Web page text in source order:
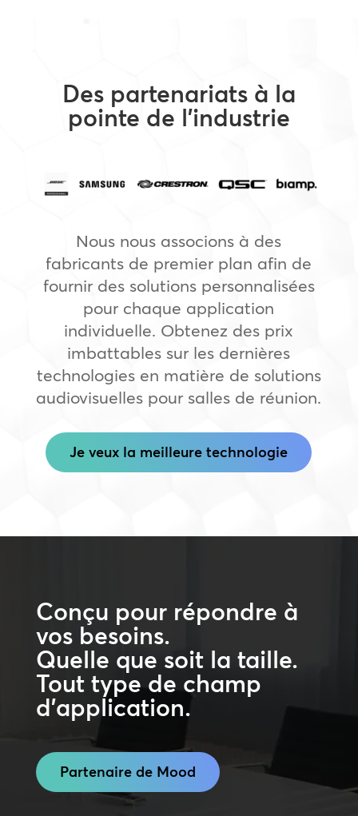
Des partenariats à la
pointe de l’industrie
Nous nous associons à des
fabricants de premier plan afin de
fournir des solutions personnalisées
pour chaque application
individuelle. Obtenez des prix
imbattables sur les dernières
technologies en matière de solutions
audiovisuelles pour salles de réunion.
Je veux la meilleure technologie
Conçu pour répondre à
vos besoins.
Quelle que soit la taille.
Tout type de champ
d’application.
Partenaire de Mood